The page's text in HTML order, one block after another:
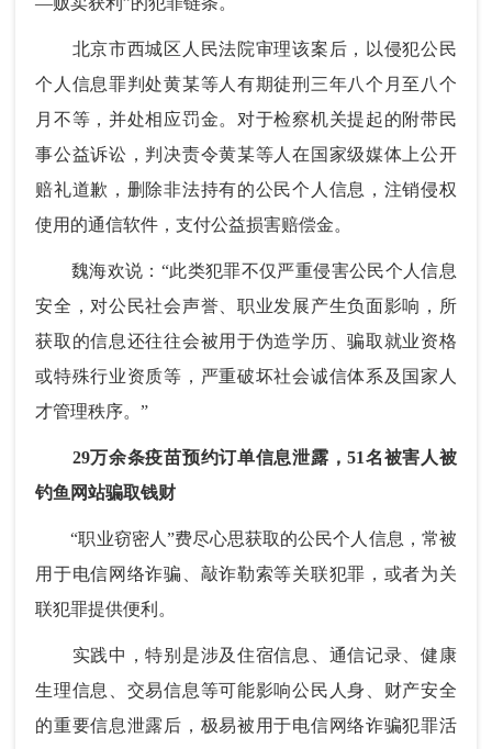
北京市西城区人民法院审理该案后，以侵犯公民
个人信息罪判处黄某等人有期徒刑三年八个月至八个
月不等，并处相应罚金。对于检察机关提起的附带民
事公益诉讼，判决责令黄某等人在国家级媒体上公开
赔礼道歉，删除非法持有的公民个人信息，注销侵权
使用的通信软件，支付公益损害赔偿金。
魏海欢说：“此类犯罪不仅严重侵害公民个人信息
安全，对公民社会声誉、职业发展产生负面影响，所
获取的信息还往往会被用于伪造学历、骗取就业资格
或特殊行业资质等，严重破坏社会诚信体系及国家人
才管理秩序。”
29万余条疫苗预约订单信息泄露，51名被害人被
钓鱼网站骗取钱财
“职业窃密人”费尽心思获取的公民个人信息，常被
用于电信网络诈骗、敲诈勒索等关联犯罪，或者为关
联犯罪提供便利。
实践中，特别是涉及住宿信息、通信记录、健康
生理信息、交易信息等可能影响公民人身、财产安全
的重要信息泄露后，极易被用于电信网络诈骗犯罪活